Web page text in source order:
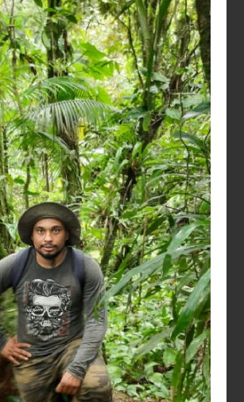
laboratório universitário
dois docentes e uma técnica
e conta com a participação de
de graduação e pós-
como pesquisadores
e do exterior.
70%da
é composta por
(considerando
alunos de
técnico, pós
e post-docs).